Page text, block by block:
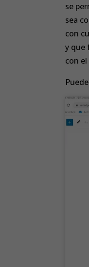
se
sea
con
y que
con